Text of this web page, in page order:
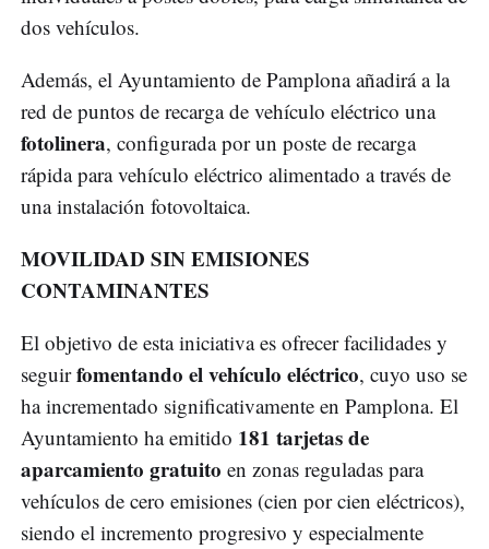
dos vehículos.
Además, el Ayuntamiento de Pamplona añadirá a la
red de puntos de recarga de vehículo eléctrico una
fotolinera, configurada por un poste de recarga
rápida para vehículo eléctrico alimentado a través de
una instalación fotovoltaica.
MOVILIDAD SIN EMISIONES
CONTAMINANTES
El objetivo de esta iniciativa es ofrecer facilidades y
seguirfomentando el vehículo eléctrico, cuyo uso se
ha incrementado significativamente en Pamplona. El
Ayuntamiento ha emitido 181 tarjetas de
aparcamiento gratuito en zonas reguladas para
vehículos de cero emisiones (cien por cien eléctricos),
siendo el incremento progresivo y especialmente